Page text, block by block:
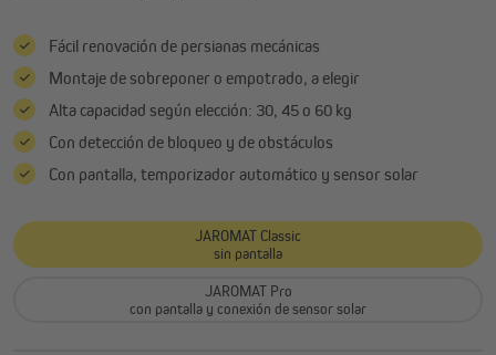
Fácil renovación de persianas mecánicas
Montaje de sobreponer o empotrado, a elegir
Alta capacidad según elección: 30, 45 o 60 kg
Con detección de bloqueo y de obstáculos
Con pantalla, temporizador automático y sensor solar
JAROMAT Classic
sin pantalla
JAROMAT Pro
con pantalla y conexión de sensor solar